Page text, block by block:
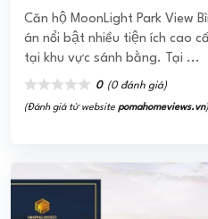
Grandeur Palace - Giảng Võ
Là sản phẩm đầu tư chiến